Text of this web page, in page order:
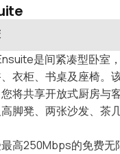
是间紧凑型卧室
衣柜、书桌及座椅。
将共享开放式厨房与
脚凳、两张沙发、茶
高250Mbps的免费无